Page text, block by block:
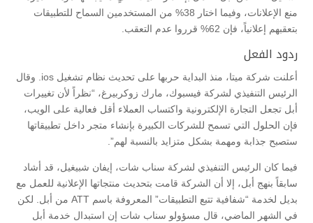
منع الإعلانات، وفيما اختار 38% من المستخدمين السماح للتطبيقات
بتعقبهم إعلانياً، فإن 62% قرروا عدم التعقب.
ردود الفعل
أعلنت شركة ميتا، منذ البداية حربها على تحديث نظام تشغيل ios. وقال
الرئيس التنفيذي لشركة فيسبوك، مارك زوكربيرغ، “نظراً لأن تغييرات
أبل تجعل التجارة الإلكترونية واكتساب العملاء أقل فعالية على الويب،
فإن الحلول التي تسمح للشركات الكبيرة بإنشاء متجر داخل تطبيقاتها
ستصبح جذابة ومهمة بشكل متزايد بالنسبة لهم”.
فيما كان الرئيس التنفيذي لشركة سناب شات، إيفان شبيغيل، قد أشاد
سابقاً بنهج أبل، إلا أن الشركة قامت بتحديث منتجاتها الإعلانية للعمل مع
بديل لخدمة “شفافية تتبع التطبيقات” المعروفة باسم ATT من أبل. لكن
في الشهر الماضي، قال مسؤولو سناب شات إن استبدال خدمة أبل